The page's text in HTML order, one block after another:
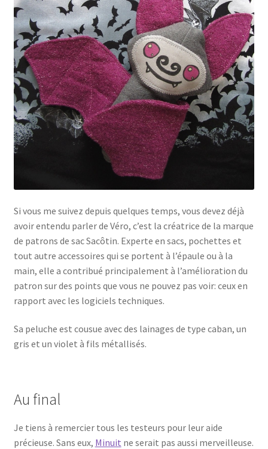
Si vous me suivez depuis quelques temps, vous devez déjà
avoir entendu parler de Véro, c’est la créatrice de la marque
de patrons de sac Sacôtin. Experte en sacs, pochettes et
tout autre accessoires qui se portent à l’épaule ou à la
main, elle a contribué principalement à l’amélioration du
patron sur des points que vous ne pouvez pas voir: ceux en
rapport avec les logiciels techniques.
Sa peluche est cousue avec des lainages de type caban, un
gris et un violet à fils métallisés.
Au final
Je tiens à remercier tous les testeurs pour leur aide
précieuse. Sans eux, Minuit ne serait pas aussi merveilleuse.